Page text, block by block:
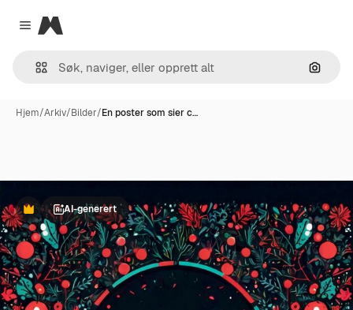
Close menu
Magnific
Søk
Hjem/Arkiv/Bilder/En poster som sier c…
PremiumAI-generert